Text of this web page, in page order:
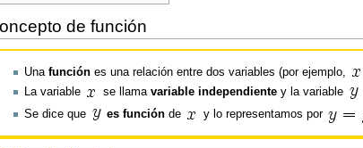
de función
Unafunción es una relación entre dos variables (por ejemplo,
La variable
se llamavariable independiente y la variable
Se dice que
es función de y lo representamos por